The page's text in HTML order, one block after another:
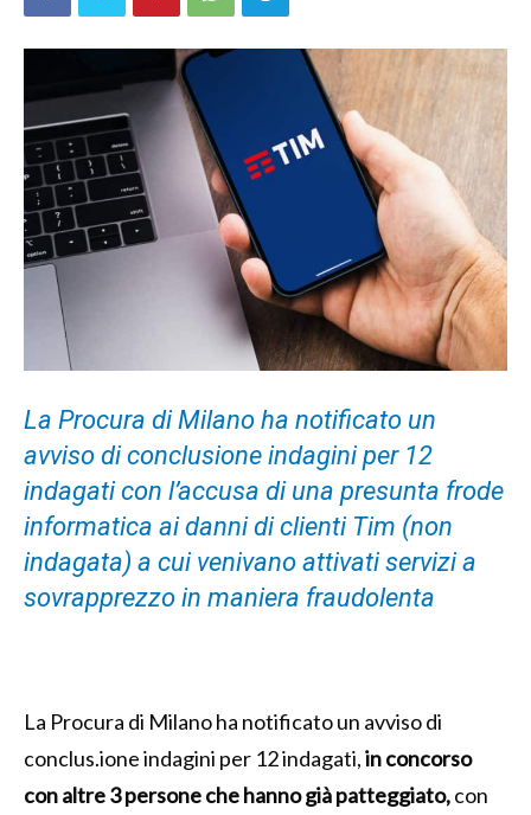
La Procura di Milano ha notificato un
avviso di conclusione indagini per 12
indagati con l’accusa di una presunta frode
informatica ai danni di clienti Tim (non
indagata) a cui venivano attivati servizi a
sovrapprezzo in maniera fraudolenta
La Procura di Milano ha notificato un avviso di
conclus.ione indagini per 12 indagati,in concorso
con altre 3 persone che hanno già patteggiato,con